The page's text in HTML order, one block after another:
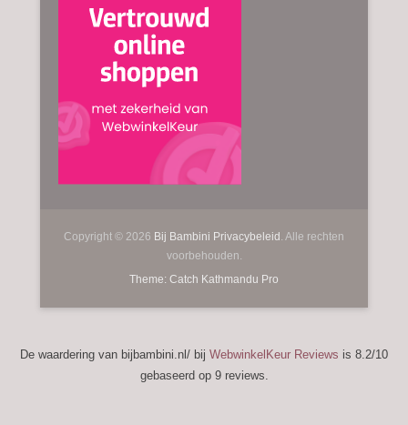
Copyright © 2026 Bij Bambini Privacybeleid. Alle rechten
voorbehouden.
Theme: Catch Kathmandu Pro
De waardering van bijbambini.nl/ bij WebwinkelKeur Reviews is 8.2/10
gebaseerd op 9 reviews.